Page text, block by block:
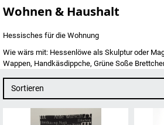
Wohnen & Haushalt
Hessisches für die Wohnung
Wie wärs mit: Hessenlöwe als Skulptur oder
Wappen, Handkäsdippche, Grüne Soße
Sortieren